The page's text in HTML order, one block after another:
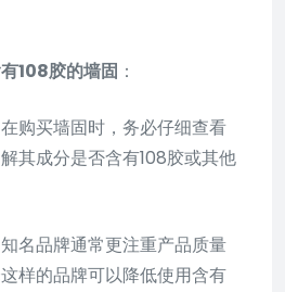
108胶的墙固 ：
在购买墙固时，务必仔细查看
其成分是否含有108胶或其他
知名品牌通常更注重产品质量
样的品牌可以降低使用含有